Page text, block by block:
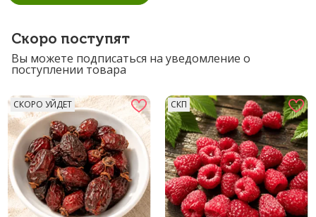
Скоро поступят
Вы можете подписаться на уведомление о
поступлении товара
СКОРО УЙДЕТ СКП